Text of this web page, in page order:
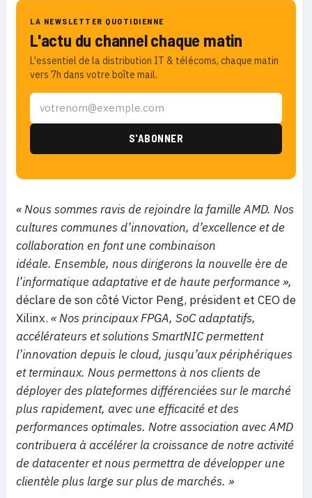
LA NEWSLETTER QUOTIDIENNE
L'actu du channel chaque matin
L'essentiel de la distribution IT & télécoms, chaque matin
vers 7h dans votre boîte mail.
« Nous sommes ravis de rejoindre la famille AMD. Nos
cultures communes d’innovation, d’excellence et de
collaboration en font une combinaison
idéale. Ensemble, nous dirigerons la nouvelle ère de
l’informatique adaptative et de haute performance »,
déclare de son côté Victor Peng, président et CEO de
Xilinx. « Nos principaux FPGA, SoC adaptatifs,
accélérateurs et solutions SmartNIC permettent
l’innovation depuis le cloud, jusqu’aux périphériques
et terminaux. Nous permettons à nos clients de
déployer des plateformes différenciées sur le marché
plus rapidement, avec une efficacité et des
performances optimales. Notre association avec AMD
contribuera à accélérer la croissance de notre activité
de datacenter et nous permettra de développer une
clientèle plus large sur plus de marchés. »